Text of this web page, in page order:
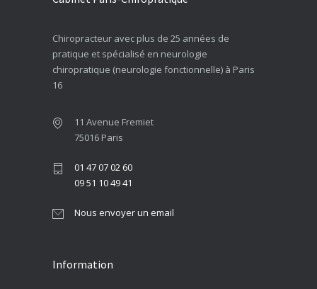
Chiropracteur avec plus de 25 années de
pratique et spécialisé en neurologie
chiropratique (neurologie fonctionnelle) à Paris
16
11 Avenue Fremiet
75016 Paris
01 47 07 02 60
09 51 10 49 41
Nous envoyer un email
Information